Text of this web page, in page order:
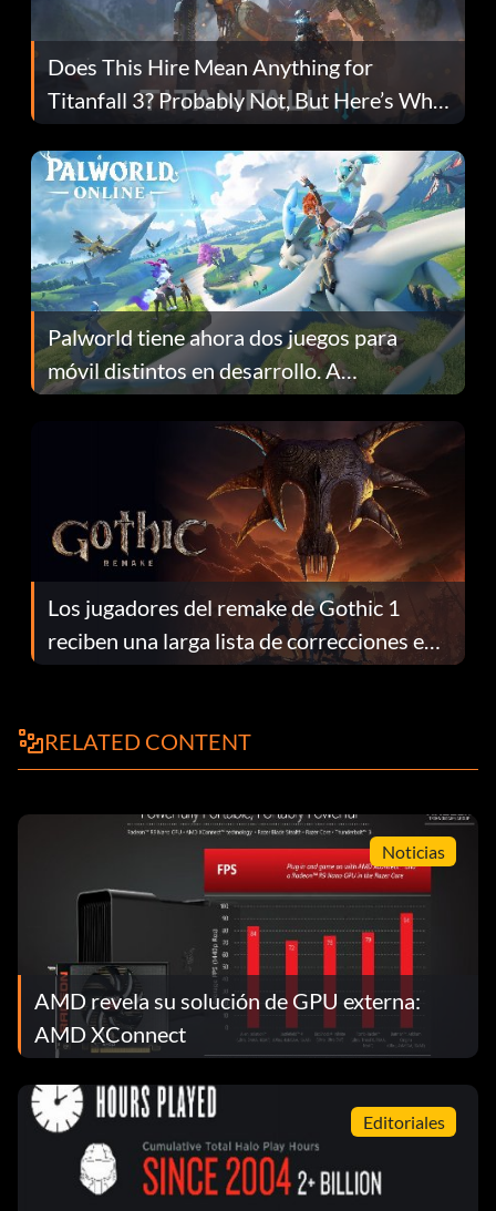
Does This Hire Mean Anything for
Titanfall 3? Probably Not, But Here’s Why
Fans Are Hopeful
Palworld tiene ahora dos juegos para
móvil distintos en desarrollo. A
continuación te explicamos por qué.
Los jugadores del remake de Gothic 1
reciben una larga lista de correcciones en
el parche 1.0.4
RELATED CONTENT
Noticias
AMD revela su solución de GPU externa:
AMD XConnect
Editoriales